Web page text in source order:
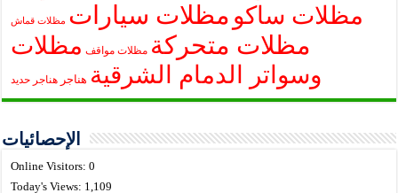
مظلات ساكو مظلات سيارات مظلات قماش
مظلات متحركة مظلات مواقف مظلات
وسواتر الدمام الشرقية هناجر هناجر حديد
الإحصائيات
Online Visitors:0
Today's Views: 1,109